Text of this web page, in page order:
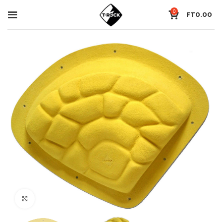
0 FT0.00